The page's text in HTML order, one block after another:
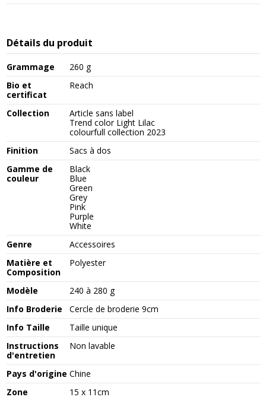
Détails du produit
Grammage
260 g
Bio et
certificat
Reach
Collection
Article sans label
Trend color Light Lilac
colourfull collection 2023
Finition
Sacs à dos
Gamme de
couleur
Black
Blue
Green
Grey
Pink
Purple
White
Genre
Accessoires
Matière et
Composition
Polyester
Modèle
240 à 280 g
Info Broderie
Cercle de broderie 9cm
Info Taille
Taille unique
Instructions
d'entretien
Non lavable
Pays d'origine Chine
Zone
15 x 11cm